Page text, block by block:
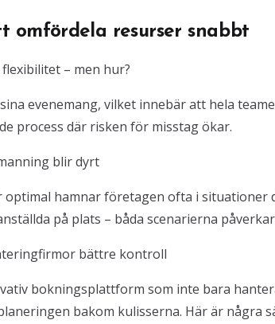
omfördela resurser snabbt
– men hur?
evenemang, vilket innebär att hela
process där risken för misstag ökar.
blir dyrt
optimal hamnar företagen ofta i situationer
på plats – båda scenarierna
bättre kontroll
bokningsplattform som inte bara
bakom kulisserna. Här är några